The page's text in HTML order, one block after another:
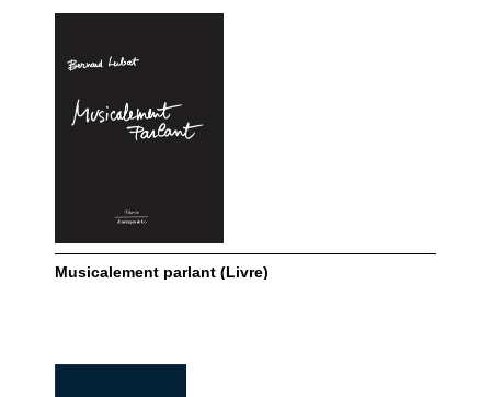
Musicalement parlant (Livre)